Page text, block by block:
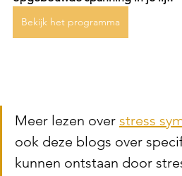
Bekijk het programma
Meer lezen over stress
ook deze blogs over
kunnen ontstaan door